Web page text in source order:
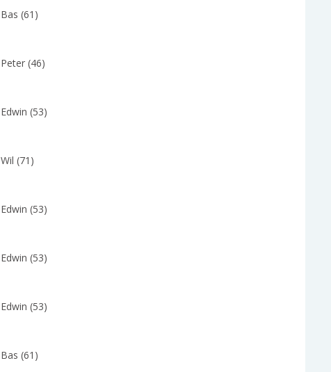
Bas (61)
Peter (46)
Edwin (53)
Wil (71)
Edwin (53)
Edwin (53)
Edwin (53)
Bas (61)